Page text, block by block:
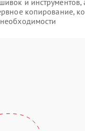
и инструментов,
копирование,